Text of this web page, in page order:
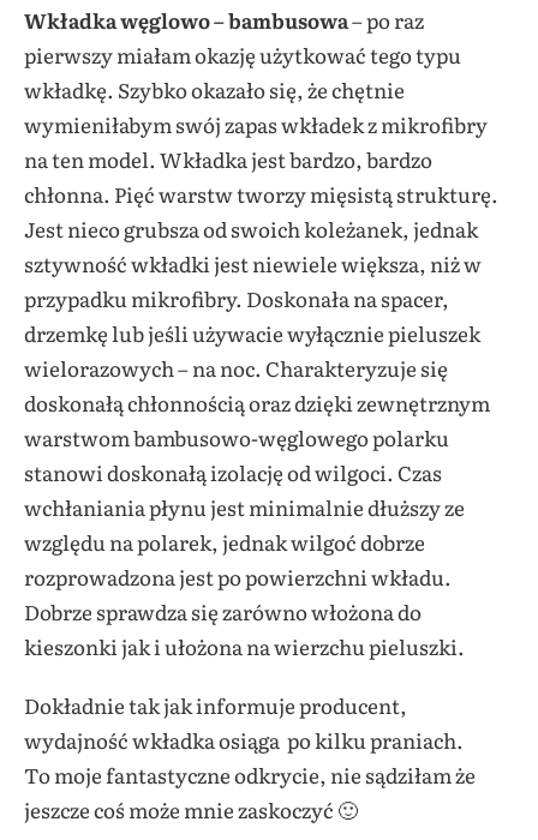
Wkładka węglowo – bambusowa– po raz
pierwszy miałam okazję użytkować tego typu
wkładkę. Szybko okazało się, że chętnie
wymieniłabym swój zapas wkładek z mikrofibry
na ten model. Wkładka jest bardzo, bardzo
chłonna. Pięć warstw tworzy mięsistą strukturę.
Jest nieco grubsza od swoich koleżanek, jednak
sztywność wkładki jest niewiele większa, niż w
przypadku mikrofibry. Doskonała na spacer,
drzemkę lub jeśli używacie wyłącznie pieluszek
wielorazowych – na noc. Charakteryzuje się
doskonałą chłonnością oraz dzięki zewnętrznym
warstwom bambusowo-węglowego polarku
stanowi doskonałą izolację od wilgoci. Czas
wchłaniania płynu jest minimalnie dłuższy ze
względu na polarek, jednak wilgoć dobrze
rozprowadzona jest po powierzchni wkładu.
Dobrze sprawdza się zarówno włożona do
kieszonki jak i ułożona na wierzchu pieluszki.
Dokładnie tak jak informuje producent,
wydajność wkładka osiąga po kilku praniach.
To moje fantastyczne odkrycie, nie sądziłam że
jeszcze coś może mnie zaskoczyć 🙂